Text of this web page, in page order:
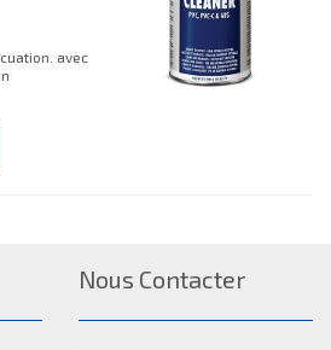
avec
Nous Contacter